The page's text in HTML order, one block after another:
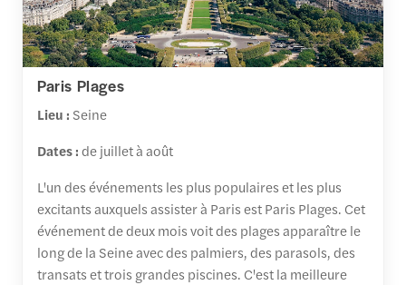
Paris Plages
Lieu : Seine
Dates :de juillet à août
L'un des événements les plus populaires et les plus
excitants auxquels assister à Paris est Paris Plages. Cet
événement de deux mois voit des plages apparaître le
long de la Seine avec des palmiers, des parasols, des
transats et trois grandes piscines. C'est la meilleure